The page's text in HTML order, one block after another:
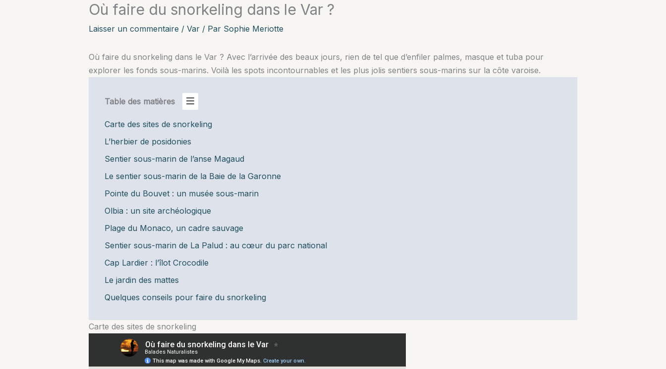
Où faire du snorkeling dans le Var ?
Laisser un commentaire / Var/ Par Sophie Meriotte
Où faire du snorkeling dans le Var ? Avec l’arrivée des beaux jours, rien de tel que d’enfiler palmes, masque et tuba pour
explorer les fonds sous-marins. Voilà les spots incontournables et les plus jolis sentiers sous-marins sur la côte varoise.
Table des matières
Carte des sites de snorkeling
L’herbier de posidonies
Sentier sous-marin de l’anse Magaud
Le sentier sous-marin de la Baie de la Garonne
Pointe du Bouvet : un musée sous-marin
Olbia : un site archéologique
Plage du Monaco, un cadre sauvage
Sentier sous-marin de La Palud : au cœur du parc national
Cap Lardier : l’îlot Crocodile
Le jardin des mattes
Quelques conseils pour faire du snorkeling
Carte des sites de snorkeling